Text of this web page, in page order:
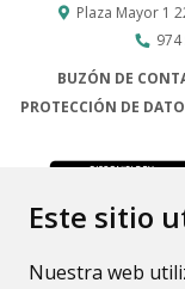
Este sitio
Nuestra web
Plaza Mayor 1
BUZÓN DE
PROTECCIÓN DE